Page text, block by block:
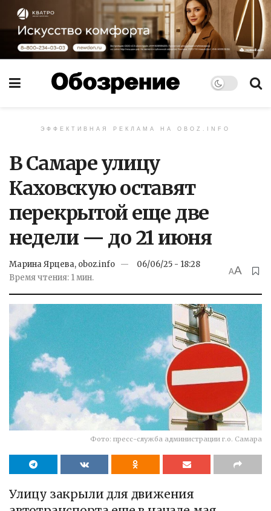
ЭФФЕКТИВНАЯ РЕКЛАМА НА OBOZ.INFO
В Самаре улицу
Каховскую оставят
перекрытой еще две
недели — до 21 июня
Марина Ярцева, oboz.info
06/06/25 - 18:28
Время чтения: 1 мин.
AA
Фото: пресс-служба администрации г.о. Самара
Улицу закрыли для движения